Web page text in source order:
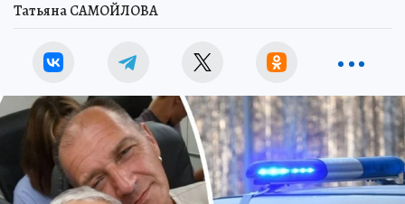
Татьяна САМОЙЛОВА